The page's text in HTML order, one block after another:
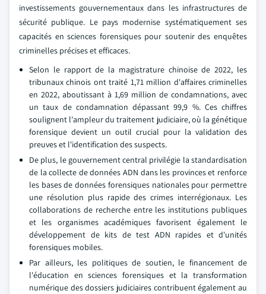
investissements gouvernementaux dans les infrastructures de
sécurité publique. Le pays modernise systématiquement ses
capacités en sciences forensiques pour soutenir des enquêtes
criminelles précises et efficaces.
Selon le rapport de la magistrature chinoise de 2022, les
tribunaux chinois ont traité 1,71 million d'affaires criminelles
en 2022, aboutissant à 1,69 million de condamnations, avec
un taux de condamnation dépassant 99,9 %. Ces chiffres
soulignent l'ampleur du traitement judiciaire, où la génétique
forensique devient un outil crucial pour la validation des
preuves et l'identification des suspects.
De plus, le gouvernement central privilégie la standardisation
de la collecte de données ADN dans les provinces et renforce
les bases de données forensiques nationales pour permettre
une résolution plus rapide des crimes interrégionaux. Les
collaborations de recherche entre les institutions publiques
et les organismes académiques favorisent également le
développement de kits de test ADN rapides et d'unités
forensiques mobiles.
Par ailleurs, les politiques de soutien, le financement de
l'éducation en sciences forensiques et la transformation
numérique des dossiers judiciaires contribuent également au